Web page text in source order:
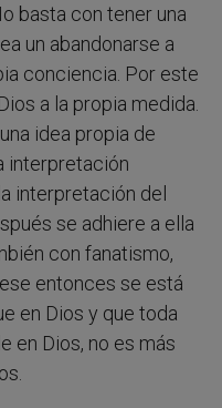
basta con tener una
un abandonarse a
conciencia. Por este
a la propia medida.
idea propia de
interpretación
interpretación del
se adhiere a ella
con fanatismo,
entonces se está
en Dios y que toda
en Dios, no es más